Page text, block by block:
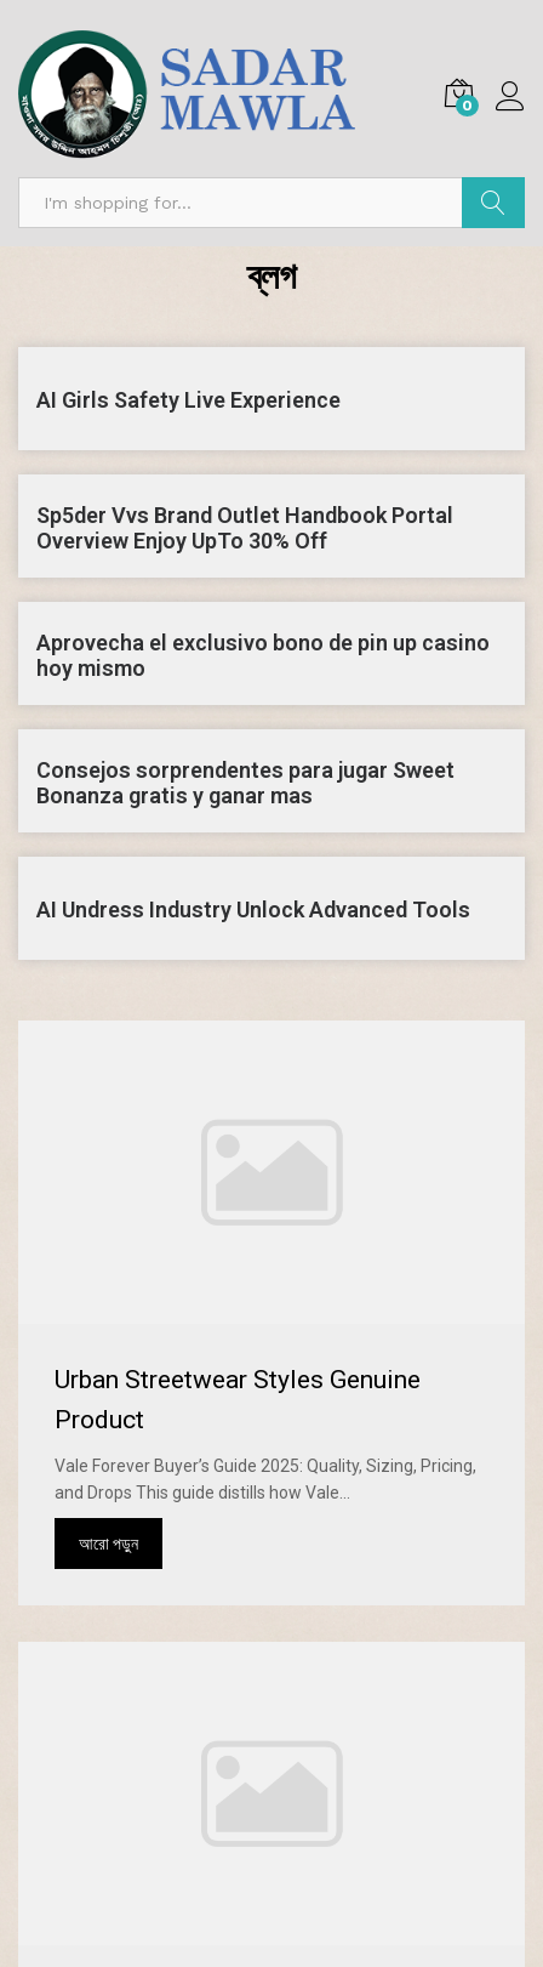
0
ব্লগ
AI Girls Safety Live Experience
Sp5der Vvs Brand Outlet Handbook Portal
Overview Enjoy UpTo 30% Off
Aprovecha el exclusivo bono de pin up casino
hoy mismo
Consejos sorprendentes para jugar Sweet
Bonanza gratis y ganar mas
AI Undress Industry Unlock Advanced Tools
Urban Streetwear Styles Genuine
Product
Vale Forever Buyer’s Guide 2025: Quality, Sizing, Pricing,
and Drops This guide distills how Vale...
আরো পড়ুন